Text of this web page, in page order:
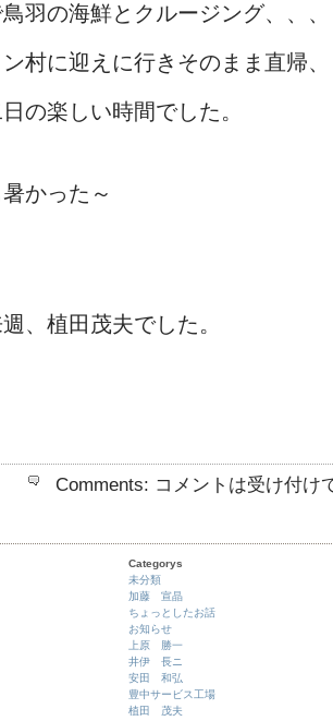
羽の海鮮とクルージング、、、
村に迎えに行きそのまま直帰、
の楽しい時間でした。
かった～
、植田茂夫でした。
Comments: コメントは受け付け
Categorys
未分類
加藤 宣晶
ちょっとしたお話
お知らせ
上原 勝一
井伊 長ニ
安田 和弘
豊中サービス工場
植田 茂夫